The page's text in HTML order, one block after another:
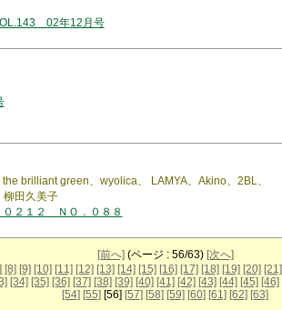
02年12月号
brilliant green、wyolica、 LAMYA、Akino、2BL、
柳田久美子
２１２ ＮＯ．０８８
[前へ] (ページ : 56/63) [次へ]
[8] [9] [10] [11] [12] [13] [14] [15] [16] [17] [18] [19] [20] [21]
[34] [35] [36] [37] [38] [39] [40] [41] [42] [43] [44] [45] [46]
[54] [55] [56] [57] [58] [59] [60] [61] [62] [63]